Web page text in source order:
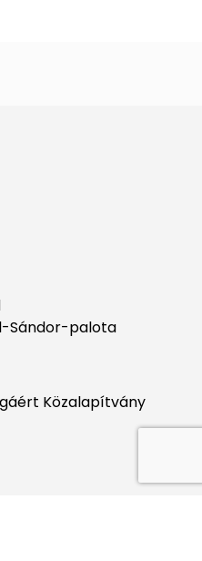
Sándor-palota
Közalapítvány